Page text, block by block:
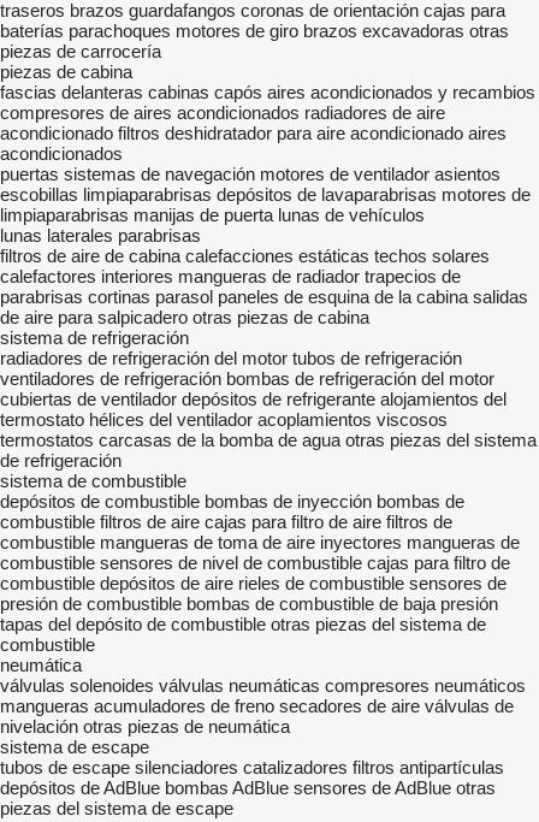
traseros brazos guardafangos coronas de orientación cajas para
baterías parachoques motores de giro brazos excavadoras otras
piezas de carrocería
piezas de cabina
fascias delanteras cabinas capós aires acondicionados y recambios
compresores de aires acondicionados radiadores de aire
acondicionado filtros deshidratador para aire acondicionado aires
acondicionados
puertas sistemas de navegación motores de ventilador asientos
escobillas limpiaparabrisas depósitos de lavaparabrisas motores de
limpiaparabrisas manijas de puerta lunas de vehículos
lunas laterales parabrisas
filtros de aire de cabina calefacciones estáticas techos solares
calefactores interiores mangueras de radiador trapecios de
parabrisas cortinas parasol paneles de esquina de la cabina salidas
de aire para salpicadero otras piezas de cabina
sistema de refrigeración
radiadores de refrigeración del motor tubos de refrigeración
ventiladores de refrigeración bombas de refrigeración del motor
cubiertas de ventilador depósitos de refrigerante alojamientos del
termostato hélices del ventilador acoplamientos viscosos
termostatos carcasas de la bomba de agua otras piezas del sistema
de refrigeración
sistema de combustible
depósitos de combustible bombas de inyección bombas de
combustible filtros de aire cajas para filtro de aire filtros de
combustible mangueras de toma de aire inyectores mangueras de
combustible sensores de nivel de combustible cajas para filtro de
combustible depósitos de aire rieles de combustible sensores de
presión de combustible bombas de combustible de baja presión
tapas del depósito de combustible otras piezas del sistema de
combustible
neumática
válvulas solenoides válvulas neumáticas compresores neumáticos
mangueras acumuladores de freno secadores de aire válvulas de
nivelación otras piezas de neumática
sistema de escape
tubos de escape silenciadores catalizadores filtros antipartículas
depósitos de AdBlue bombas AdBlue sensores de AdBlue otras
piezas del sistema de escape